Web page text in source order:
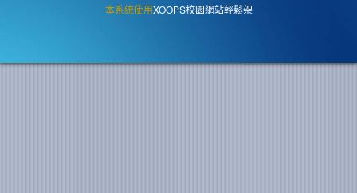
本系統使用XOOPS校園網站輕鬆架